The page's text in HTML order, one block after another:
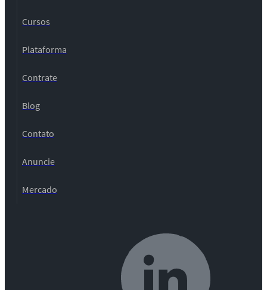
Cursos
Plataforma
Contrate
Blog
Contato
Anuncie
Mercado